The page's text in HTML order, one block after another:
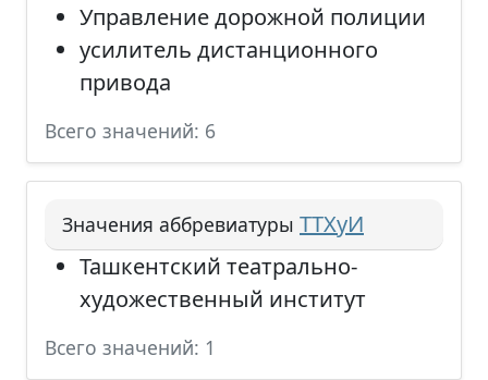
Управление дорожной полиции
усилитель дистанционного
привода
Всего значений: 6
Значения аббревиатуры ТТХуИ
Ташкентский театрально-
художественный институт
Всего значений: 1